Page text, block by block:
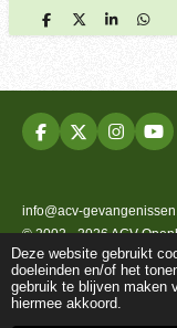
Deze website gebruikt
doeleinden en/of het
gebruik te blijven maken
hiermee akkoord.
D
e
D
e
S
h
D
e
F
a
b
o
o
k
X
I
n
a
g
r
a
m
Y
o
u
b
e
info@acv-
© 2002 - 2026 ACV
Powered byJouwWeb